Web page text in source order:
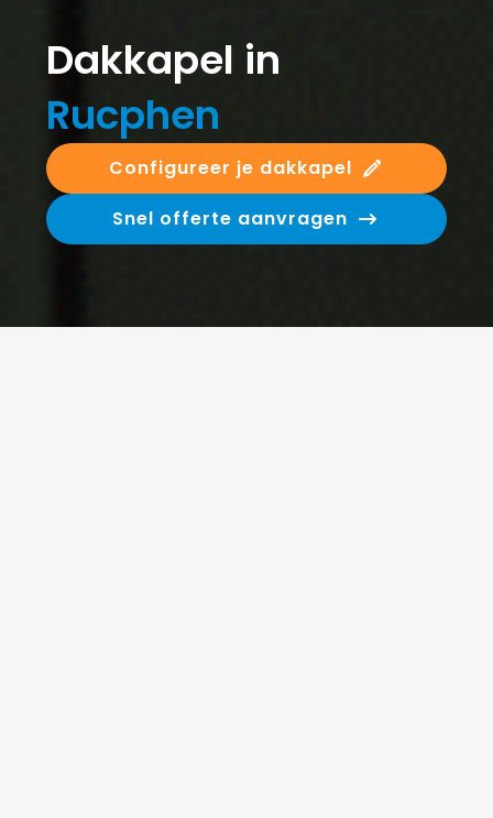
Dakkapel in
Rucphen
Configureer je dakkapel
Snel offerte aanvragen